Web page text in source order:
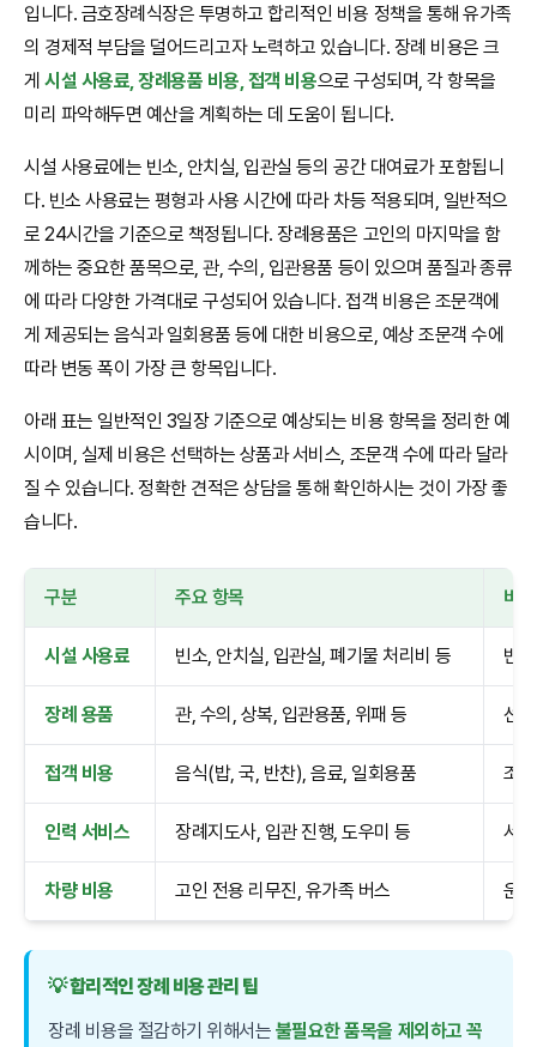
입니다. 금호장례식장은 투명하고 합리적인 비용 정책을 통해 유가족
의 경제적 부담을 덜어드리고자 노력하고 있습니다. 장례 비용은 크
게시설 사용료, 장례용품 비용, 접객 비용으로 구성되며, 각 항목을
미리 파악해두면 예산을 계획하는 데 도움이 됩니다.
시설 사용료에는 빈소, 안치실, 입관실 등의 공간 대여료가 포함됩니
다. 빈소 사용료는 평형과 사용 시간에 따라 차등 적용되며, 일반적으
로 24시간을 기준으로 책정됩니다. 장례용품은 고인의 마지막을 함
께하는 중요한 품목으로, 관, 수의, 입관용품 등이 있으며 품질과 종류
에 따라 다양한 가격대로 구성되어 있습니다. 접객 비용은 조문객에
게 제공되는 음식과 일회용품 등에 대한 비용으로, 예상 조문객 수에
따라 변동 폭이 가장 큰 항목입니다.
아래 표는 일반적인 3일장 기준으로 예상되는 비용 항목을 정리한 예
시이며, 실제 비용은 선택하는 상품과 서비스, 조문객 수에 따라 달라
질 수 있습니다. 정확한 견적은 상담을 통해 확인하시는 것이 가장 좋
습니다.
구분 주요 항목 비
시설 사용료 빈소, 안치실, 입관실, 폐기물 처리비 등 빈
장례 용품 관, 수의, 상복, 입관용품, 위패 등 선
접객 비용 음식(밥, 국, 반찬), 음료, 일회용품 조
인력 서비스 장례지도사, 입관 진행, 도우미 등 서
차량 비용 고인 전용 리무진, 유가족 버스 운
💡 합리적인 장례 비용 관리 팁
장례 비용을 절감하기 위해서는 불필요한 품목을 제외하고 꼭